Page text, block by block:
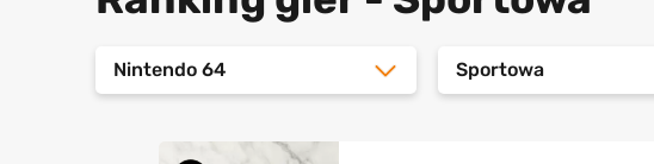
Nintendo 64 Sportowa